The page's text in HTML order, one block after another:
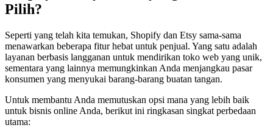
Pilih?
Seperti yang telah kita temukan, Shopify dan Etsy sama-sama
menawarkan beberapa fitur hebat untuk penjual. Yang satu adalah
layanan berbasis langganan untuk mendirikan toko web yang unik,
sementara yang lainnya memungkinkan Anda menjangkau pasar
konsumen yang menyukai barang-barang buatan tangan.
Untuk membantu Anda memutuskan opsi mana yang lebih baik
untuk bisnis online Anda, berikut ini ringkasan singkat perbedaan
utama: